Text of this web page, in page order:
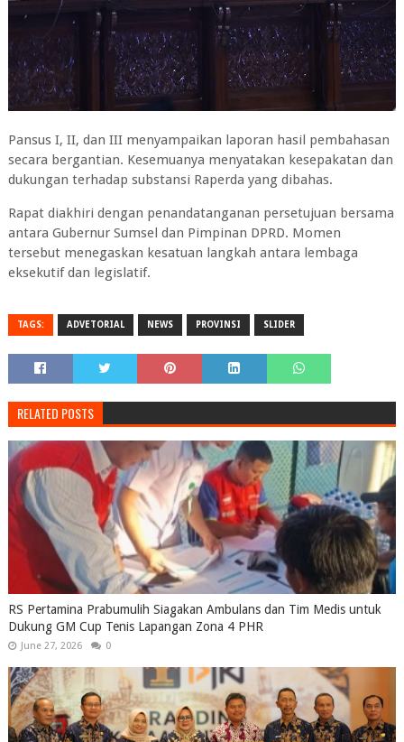
Pansus I, II, dan III menyampaikan laporan hasil pembahasan
secara bergantian. Kesemuanya menyatakan kesepakatan dan
dukungan terhadap substansi Raperda yang dibahas.
Rapat diakhiri dengan penandatanganan persetujuan bersama
antara Gubernur Sumsel dan Pimpinan DPRD. Momen
tersebut menegaskan kesatuan langkah antara lembaga
eksekutif dan legislatif.
TAGS: ADVETORIAL NEWS PROVINSI SLIDER
RELATED POSTS
RS Pertamina Prabumulih Siagakan Ambulans dan Tim Medis untuk
Dukung GM Cup Tenis Lapangan Zona 4 PHR
June 27, 2026 0